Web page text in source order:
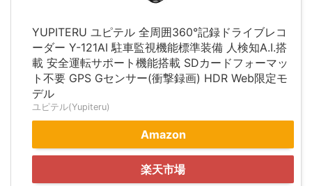
YUPITERU ユピテル 全周囲360°記録ドライブレコ
ーダー Y-121AI 駐車監視機能標準装備 人検知A.I.搭
載 安全運転サポート機能搭載 SDカードフォーマッ
ト不要 GPS Gセンサー(衝撃録画) HDR Web限定モ
デル
ユピテル(Yupiteru)
Amazon
楽天市場